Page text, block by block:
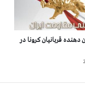
د
ا
ن
ش
ا
دهنده قربانیان کرونا در